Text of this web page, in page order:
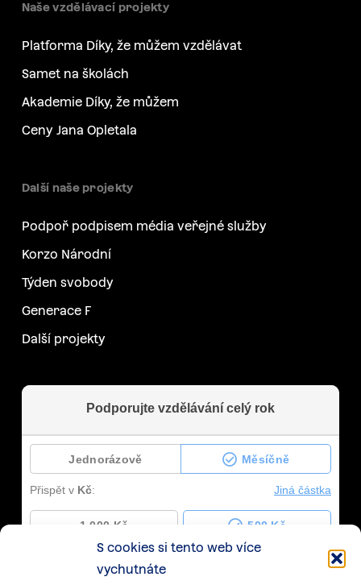
S cookies si tento web více
vychutnáte
Naše vzdělávací projekty
Platforma Díky, že můžem vzdělávat
Samet na školách
Akademie Díky, že můžem
Ceny Jana Opletala
Další naše projekty
Podpoř podpisem média veřejné služby
Korzo Národní
Týden svobody
Generace F
Další projekty